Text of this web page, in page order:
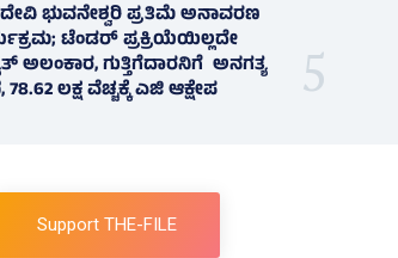
ಭುವನೇಶ್ವರಿ ಪ್ರತಿಮೆ ಅನಾವರಣ
ಟೆಂಡರ್ ಪ್ರಕ್ರಿಯೆಯಿಲ್ಲದೇ
ಅಲಂಕಾರ, ಗುತ್ತಿಗೆದಾರನಿಗೆ ಅನಗತ್ಯ
ಲಕ್ಷ ವೆಚ್ಚಕ್ಕೆ ಎಜಿ ಆಕ್ಷೇಪ
Support THE-FILE